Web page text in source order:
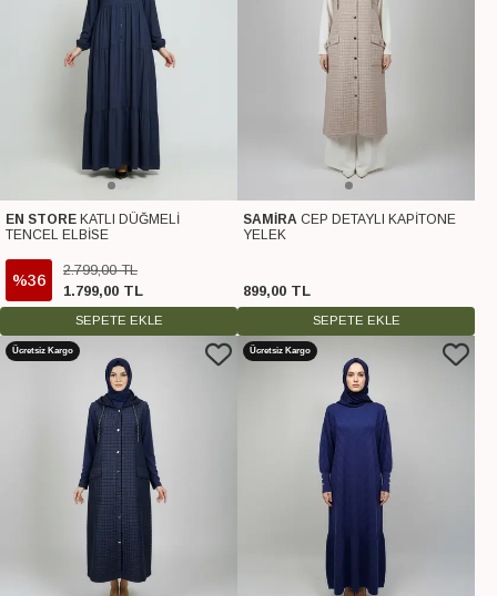
EN STORE KATLI DÜĞMELİ
TENCEL ELBİSE
%36
2.799,00 TL
1.799,00 TL
SEPETE EKLE
SAMİRA CEP DETAYLI KAPİTONE
YELEK
899,00 TL
SEPETE EKLE
Ücretsiz Kargo Ücretsiz Kargo